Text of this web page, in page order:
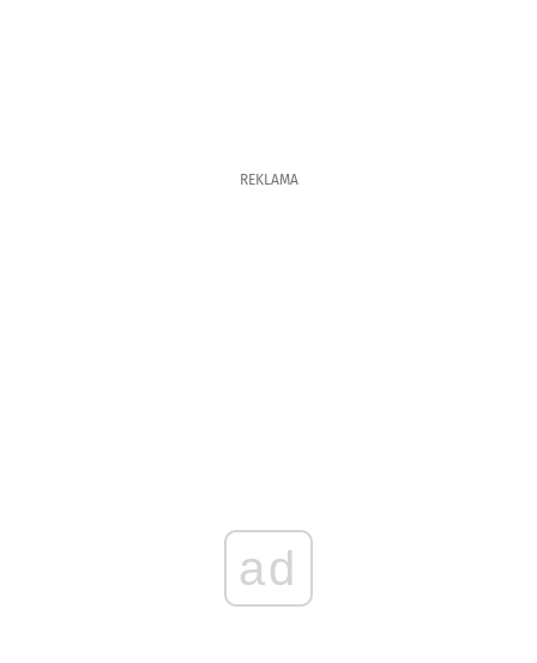
REKLAMA
ad